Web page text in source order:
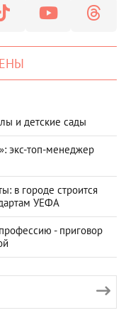
и детские сады
экс-топ-менеджер
в городе строится
УЕФА
- приговор